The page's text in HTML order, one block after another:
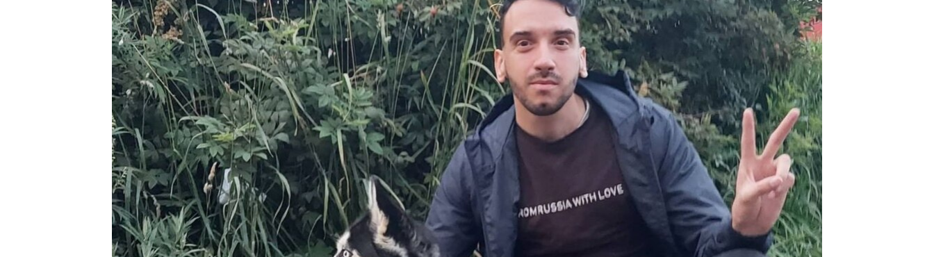
ПОДПИШИТЕСЬ НА РАССЫЛКУ